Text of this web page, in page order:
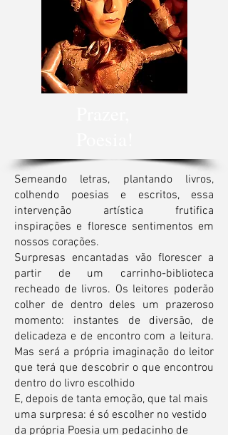
Semeando letras, plantando livros,
colhendo poesias e escritos, essa
intervenção artística frutifica
inspirações e floresce sentimentos em
nossos corações.
Surpresas encantadas vão florescer a
partir de um carrinho-biblioteca
recheado de livros. Os leitores poderão
colher de dentro deles um prazeroso
momento: instantes de diversão, de
delicadeza e de encontro com a leitura.
Mas será a própria imaginação do leitor
que terá que descobrir o que encontrou
dentro do livro escolhido
E, depois de tanta emoção, que tal mais
uma surpresa: é só escolher no vestido
da própria Poesia um pedacinho de